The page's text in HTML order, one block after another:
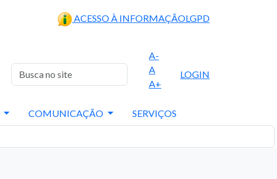
ACESSO À INFORMAÇÃOLGPD
A-
A
A+
LOGIN
COMUNICAÇÃO SERVIÇOS